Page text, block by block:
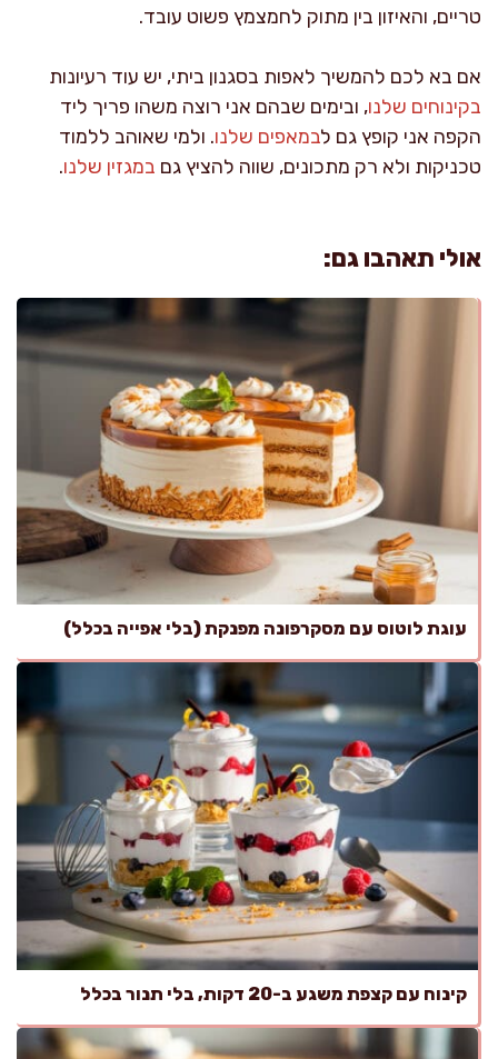
טריים, והאיזון בין מתוק לחמצמץ פשוט עובד.
אם בא לכם להמשיך לאפות בסגנון ביתי, יש עוד רעיונות
בקינוחים שלנו, ובימים שבהם אני רוצה משהו פריך ליד
הקפה אני קופץ גם לבמאפים שלנו. ולמי שאוהב ללמוד
טכניקות ולא רק מתכונים, שווה להציץ גם במגזין שלנו.
אולי תאהבו גם:
עוגת לוטוס עם מסקרפונה מפנקת (בלי אפייה בכלל)
קינוח עם קצפת משגע ב-20 דקות, בלי תנור בכלל